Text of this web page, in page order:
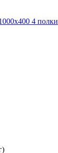
4 полки